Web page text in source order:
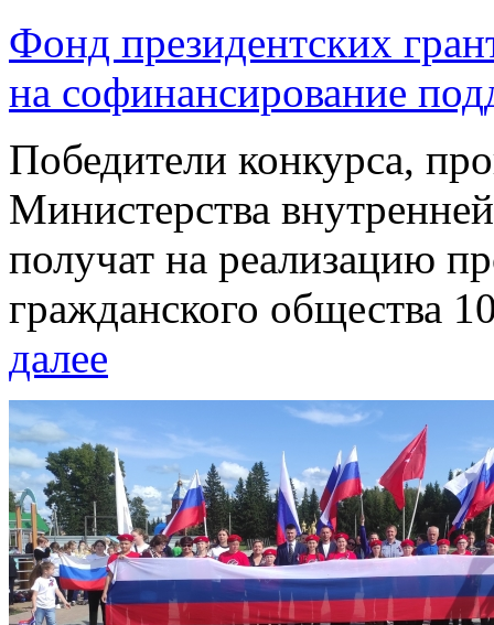
Фонд президентских
на софинансирование
Победители конкурса,
Министерства
получат на реализацию
гражданского общества
далее